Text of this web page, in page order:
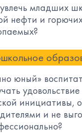
младших
нефти и
юный»
инициативы,
и не